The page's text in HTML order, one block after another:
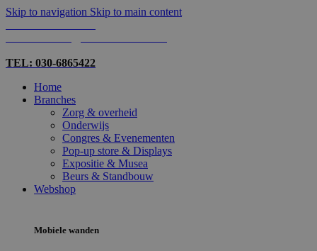
Skip to navigation Skip to main content
TEL: 030-6865422
Home
Branches
Zorg & overheid
Onderwijs
Congres & Evenementen
Pop-up store & Displays
Expositie & Musea
Beurs & Standbouw
Webshop
Mobiele wanden